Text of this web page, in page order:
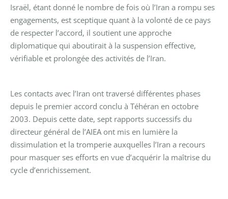
Israël, étant donné le nombre de fois où l’Iran a rompu ses
engagements, est sceptique quant à la volonté de ce pays
de respecter l’accord, il soutient une approche
diplomatique qui aboutirait à la suspension effective,
vérifiable et prolongée des activités de l’Iran.
Les contacts avec l’Iran ont traversé différentes phases
depuis le premier accord conclu à Téhéran en octobre
2003. Depuis cette date, sept rapports successifs du
directeur général de l’AIEA ont mis en lumière la
dissimulation et la tromperie auxquelles l’Iran a recours
pour masquer ses efforts en vue d’acquérir la maîtrise du
cycle d’enrichissement.